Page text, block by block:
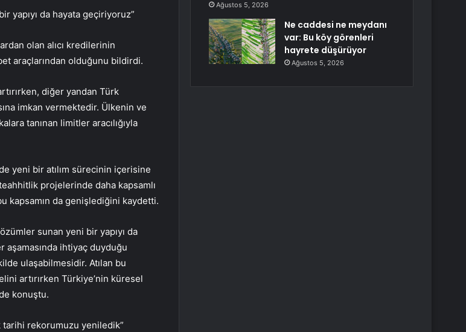
yapıyı da hayata geçiriyoruz”
olan alıcı kredilerinin
araçlarından olduğunu bildirdi.
diğer yandan Türk
imkan vermektedir. Ülkenin ve
tanınan limitler aracılığıyla
yeni bir atılım sürecinin içerisine
projelerinde daha kapsamlı
kapsamın da genişlediğini kaydetti.
sunan yeni bir yapıyı da
aşamasında ihtiyaç duyduğu
ulaşabilmesidir. Atılan bu
artırırken Türkiye’nin küresel
konuştu.
tarihi rekorumuzu yeniledik”
Ağustos 5, 2026
Ne caddesi ne meydanı
var: Bu köy görenleri
hayrete düşürüyor
Ağustos 5, 2026